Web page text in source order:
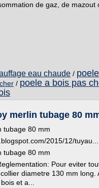
de gaz, de mazout
eau chaude /
/ poele a bois pas
merlin tubage 80
tubage 80 mm
2015/12/
tubage 80 mm
Pour eviter
diametre 130 mm long.
et a...